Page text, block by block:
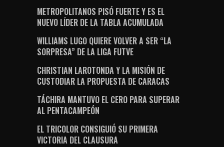
METROPOLITANOS PISÓ FUERTE Y ES EL
NUEVO LÍDER DE LA TABLA ACUMULADA
WILLIAMS LUGO QUIERE VOLVER A SER “LA
SORPRESA” DE LA LIGA FUTVE
CHRISTIAN LAROTONDA Y LA MISIÓN DE
CUSTODIAR LA PROPUESTA DE CARACAS
TÁCHIRA MANTUVO EL CERO PARA SUPERAR
AL PENTACAMPEÓN
EL TRICOLOR CONSIGUIÓ SU PRIMERA
VICTORIA DEL CLAUSURA